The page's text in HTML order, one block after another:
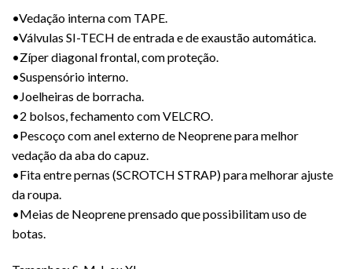
•Vedação interna com TAPE.
•Válvulas SI-TECH de entrada e de exaustão automática.
•Zíper diagonal frontal, com proteção.
•Suspensório interno.
•Joelheiras de borracha.
•2 bolsos, fechamento com VELCRO.
•Pescoço com anel externo de Neoprene para melhor
vedação da aba do capuz.
•Fita entre pernas (SCROTCH STRAP) para melhorar ajuste
da roupa.
•Meias de Neoprene prensado que possibilitam uso de
botas.